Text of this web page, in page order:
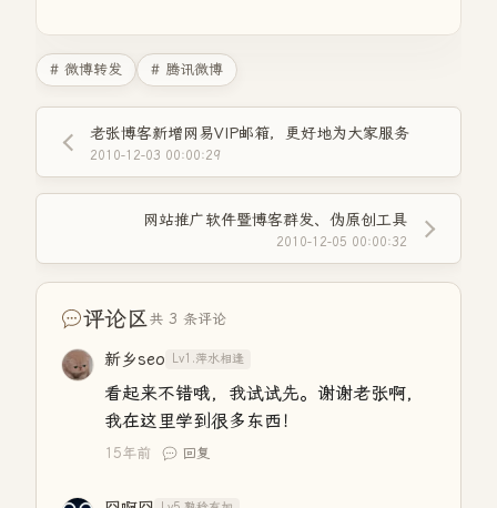
# 微博转发 # 腾讯微博
老张博客新增网易VIP邮箱，更好地为大家服务
2010-12-03 00:00:29
网站推广软件暨博客群发、伪原创工具
2010-12-05 00:00:32
评论区共 3 条评论
新乡seo Lv1.萍水相逢
看起来不错哦，我试试先。谢谢老张啊，
我在这里学到很多东西！
15年前 回复